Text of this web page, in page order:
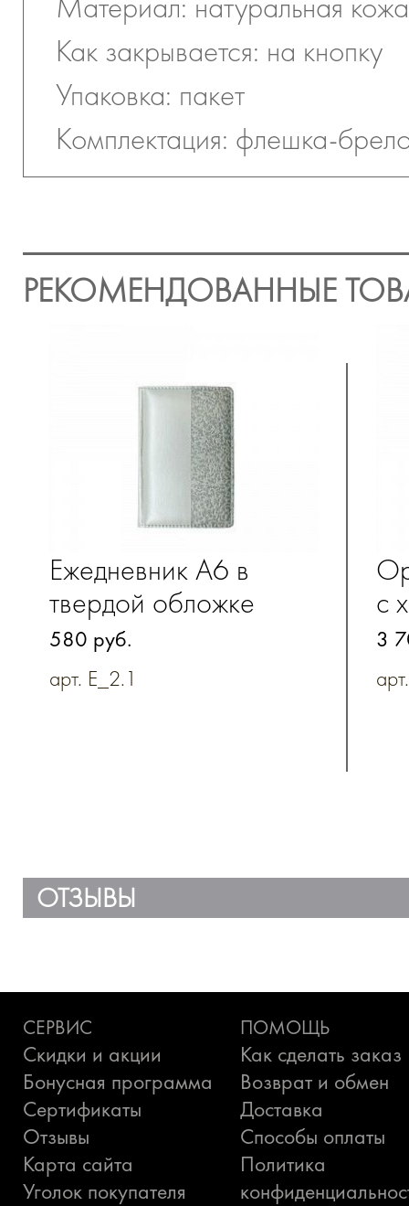
Как закрывается: на кнопку
Упаковка: пакет
Комплектация: флешка-
РЕКОМЕНДОВАННЫЕ
Ежедневник А6 в
твердой обложке
580 руб.
арт. E_2.1
с
3
ОТЗЫВЫ
СЕРВИС
Скидки и акции
Бонусная программа
Сертификаты
Отзывы
Карта сайта
Уголок покупателя
ПОМОЩЬ
Как сделать заказ
Возврат и обмен
Доставка
Способы оплаты
Политика